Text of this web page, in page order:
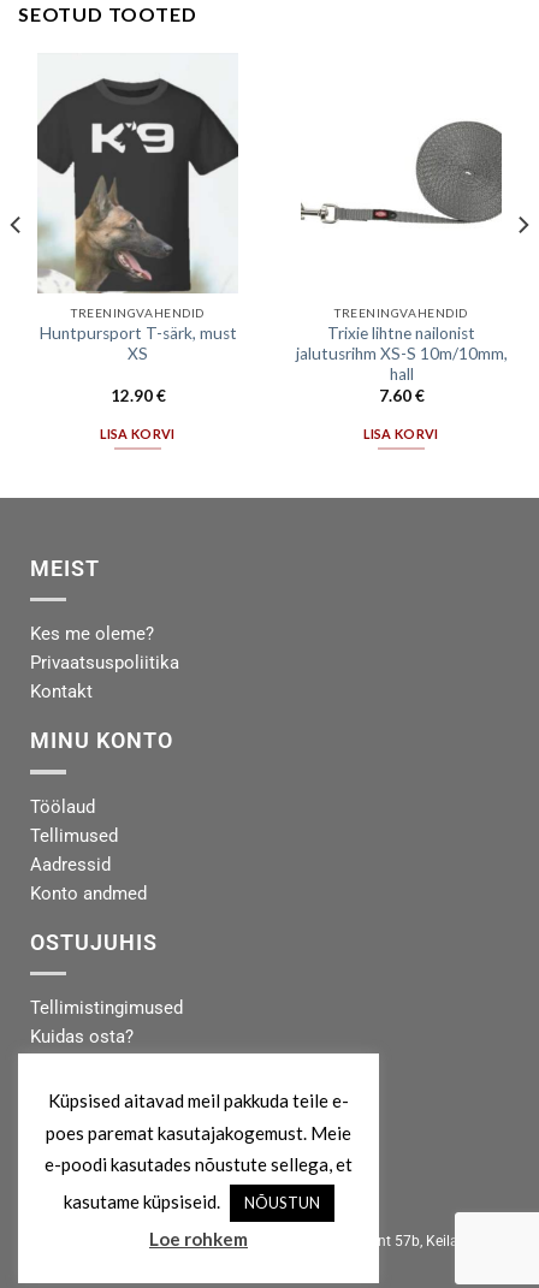
SEOTUD TOOTED
TREENINGVAHENDID
Huntpursport T-särk, must
XS
12.90€
LISA KORVI
TREENINGVAHENDID
Trixie lihtne nailonist
jalutusrihm XS-S 10m/10mm,
hall
7.60€
LISA KORVI
MEIST
Kes me oleme?
Privaatsuspoliitika
Kontakt
MINU KONTO
Töölaud
Tellimused
Aadressid
Konto andmed
OSTUJUHIS
Tellimistingimused
Kuidas osta?
Tarneinfo
MEIST
info@koertekeskus.ee
Koertekeskus, Rõõmu Kaubamaja, Haapsalu mnt 57b, Keila, 76607
Küpsised aitavad meil pakkuda teile e-
poes paremat kasutajakogemust. Meie
e-poodi kasutades nõustute sellega, et
kasutame küpsiseid.
NÕUSTUN
Loe rohkem